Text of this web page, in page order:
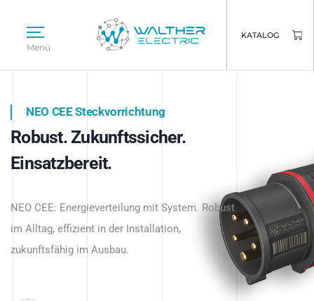
Menü
KATALOG
Intelligente Stromverteilung
beginnt hier.
NEO CEE Steckvorrichtung
Robust. Zukunftssicher.
Einsatzbereit.
NEO CEE: Energieverteilung mit System. Robust
im Alltag, effizient in der Installation,
zukunftsfähig im Ausbau.
Intelligenz trifft Energie.
Anwendungen – robust, IP-geschützt und
zukunftsfähig.